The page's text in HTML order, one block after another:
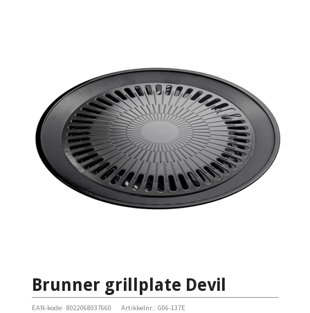
Brunner grillplate Devil
EAN-kode: 8022068037660 Artikkelnr.: G06-137E